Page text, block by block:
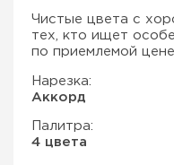
Чистые цвета с
тех, кто ищет
по приемлемой цене.
Нарезка:
Аккорд
Палитра:
4 цвета